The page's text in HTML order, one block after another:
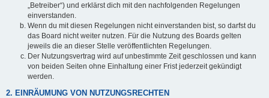
„Betreiber“) und erklärst dich mit den nachfolgenden Regelungen
einverstanden.
Wenn du mit diesen Regelungen nicht einverstanden bist, so darfst du
das Board nicht weiter nutzen. Für die Nutzung des Boards gelten
jeweils die an dieser Stelle veröffentlichten Regelungen.
Der Nutzungsvertrag wird auf unbestimmte Zeit geschlossen und kann
von beiden Seiten ohne Einhaltung einer Frist jederzeit gekündigt
werden.
2. EINRÄUMUNG VON NUTZUNGSRECHTEN